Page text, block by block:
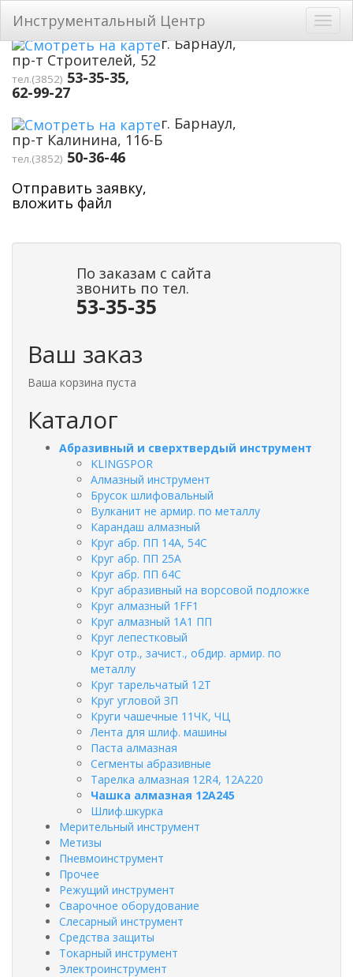
Инструментальный Центр
г. Барнаул,
пр-т Строителей, 52
тел.(3852) 53-35-35,
62-99-27
г. Барнаул,
пр-т Калинина, 116-Б
тел.(3852) 50-36-46
Отправить заявку,
вложить файл
По заказам с сайта
звонить по тел.
53-35-35
Ваш заказ
Ваша корзина пуста
Каталог
Абразивный и сверхтвердый инструмент
KLINGSPOR
Алмазный инструмент
Брусок шлифовальный
Вулканит не армир. по металлу
Карандаш алмазный
Круг абр. ПП 14А, 54С
Круг абр. ПП 25А
Круг абр. ПП 64С
Круг абразивный на ворсовой подложке
Круг алмазный 1FF1
Круг алмазный 1А1 ПП
Круг лепестковый
Круг отр., зачист., обдир. армир. по
металлу
Круг тарельчатый 12Т
Круг угловой ЗП
Круги чашечные 11ЧК, ЧЦ
Лента для шлиф. машины
Паста алмазная
Сегменты абразивные
Тарелка алмазная 12R4, 12А220
Чашка алмазная 12А245
Шлиф.шкурка
Мерительный инструмент
Метизы
Пневмоинструмент
Прочее
Режущий инструмент
Сварочное оборудование
Слесарный инструмент
Средства защиты
Токарный инструмент
Электроинструмент